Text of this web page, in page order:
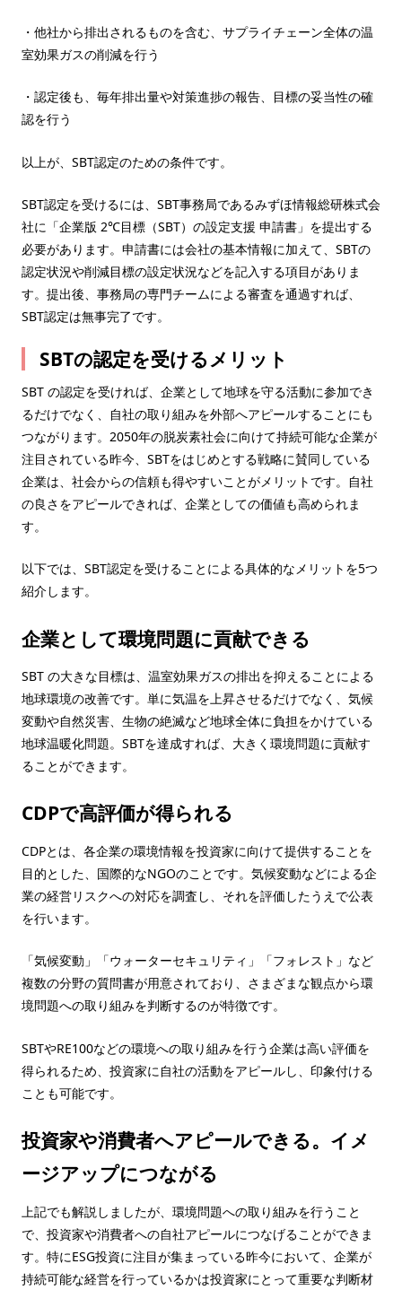
・他社から排出されるものを含む、サプライチェーン全体の温
室効果ガスの削減を行う
・認定後も、毎年排出量や対策進捗の報告、目標の妥当性の確
認を行う
以上が、SBT認定のための条件です。
SBT認定を受けるには、SBT事務局であるみずほ情報総研株式会
社に「企業版 2℃目標（SBT）の設定支援 申請書」を提出する
必要があります。申請書には会社の基本情報に加えて、SBTの
認定状況や削減目標の設定状況などを記入する項目がありま
す。提出後、事務局の専門チームによる審査を通過すれば、
SBT認定は無事完了です。
SBTの認定を受けるメリット
SBT の認定を受ければ、企業として地球を守る活動に参加でき
るだけでなく、自社の取り組みを外部へアピールすることにも
つながります。2050年の脱炭素社会に向けて持続可能な企業が
注目されている昨今、SBTをはじめとする戦略に賛同している
企業は、社会からの信頼も得やすいことがメリットです。自社
の良さをアピールできれば、企業としての価値も高められま
す。
以下では、SBT認定を受けることによる具体的なメリットを5つ
紹介します。
企業として環境問題に貢献できる
SBT の大きな目標は、温室効果ガスの排出を抑えることによる
地球環境の改善です。単に気温を上昇させるだけでなく、気候
変動や自然災害、生物の絶滅など地球全体に負担をかけている
地球温暖化問題。SBTを達成すれば、大きく環境問題に貢献す
ることができます。
CDPで高評価が得られる
CDPとは、各企業の環境情報を投資家に向けて提供することを
目的とした、国際的なNGOのことです。気候変動などによる企
業の経営リスクへの対応を調査し、それを評価したうえで公表
を行います。
「気候変動」「ウォーターセキュリティ」「フォレスト」など
複数の分野の質問書が用意されており、さまざまな観点から環
境問題への取り組みを判断するのが特徴です。
SBTやRE100などの環境への取り組みを行う企業は高い評価を
得られるため、投資家に自社の活動をアピールし、印象付ける
ことも可能です。
投資家や消費者へアピールできる。イメ
ージアップにつながる
上記でも解説しましたが、環境問題への取り組みを行うこと
で、投資家や消費者への自社アピールにつなげることができま
す。特にESG投資に注目が集まっている昨今において、企業が
持続可能な経営を行っているかは投資家にとって重要な判断材